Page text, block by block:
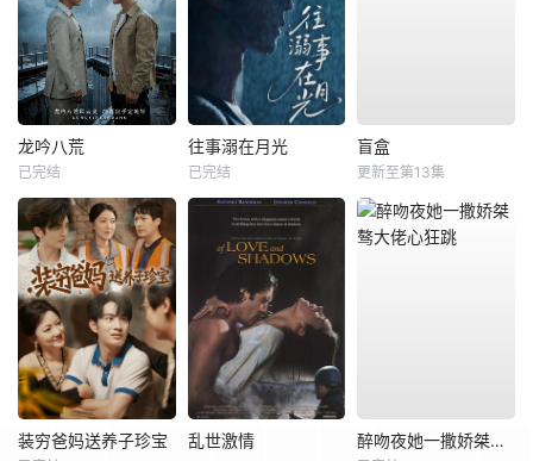
龙吟八荒
已完结
往事溺在月光
已完结
盲盒
更新至第13集
装穷爸妈送养子珍宝 乱世激情 醉吻夜她一撒娇桀骜大佬心狂跳